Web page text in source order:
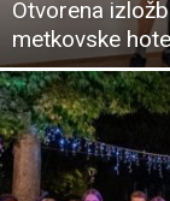
Otvorena
metkovske